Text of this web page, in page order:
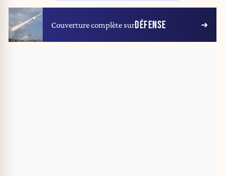
Couverture complète surDÉFENSE